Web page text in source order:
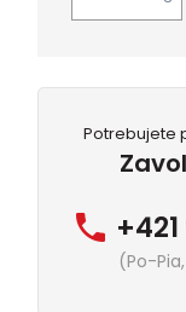
Potrebujete
(Po-